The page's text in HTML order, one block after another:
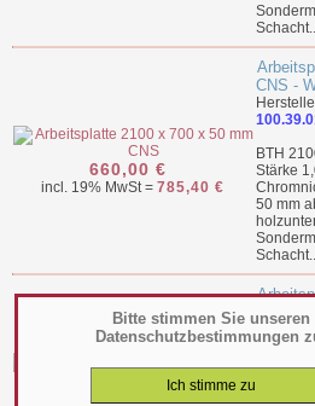
Bitte stimmen Sie unseren
Datenschutzbestimmungen
660,00 €
incl. 19% MwSt = 785,40 €
CNS -
BTH
Stärke
50 mm
CNS - W
BTH
Stärke